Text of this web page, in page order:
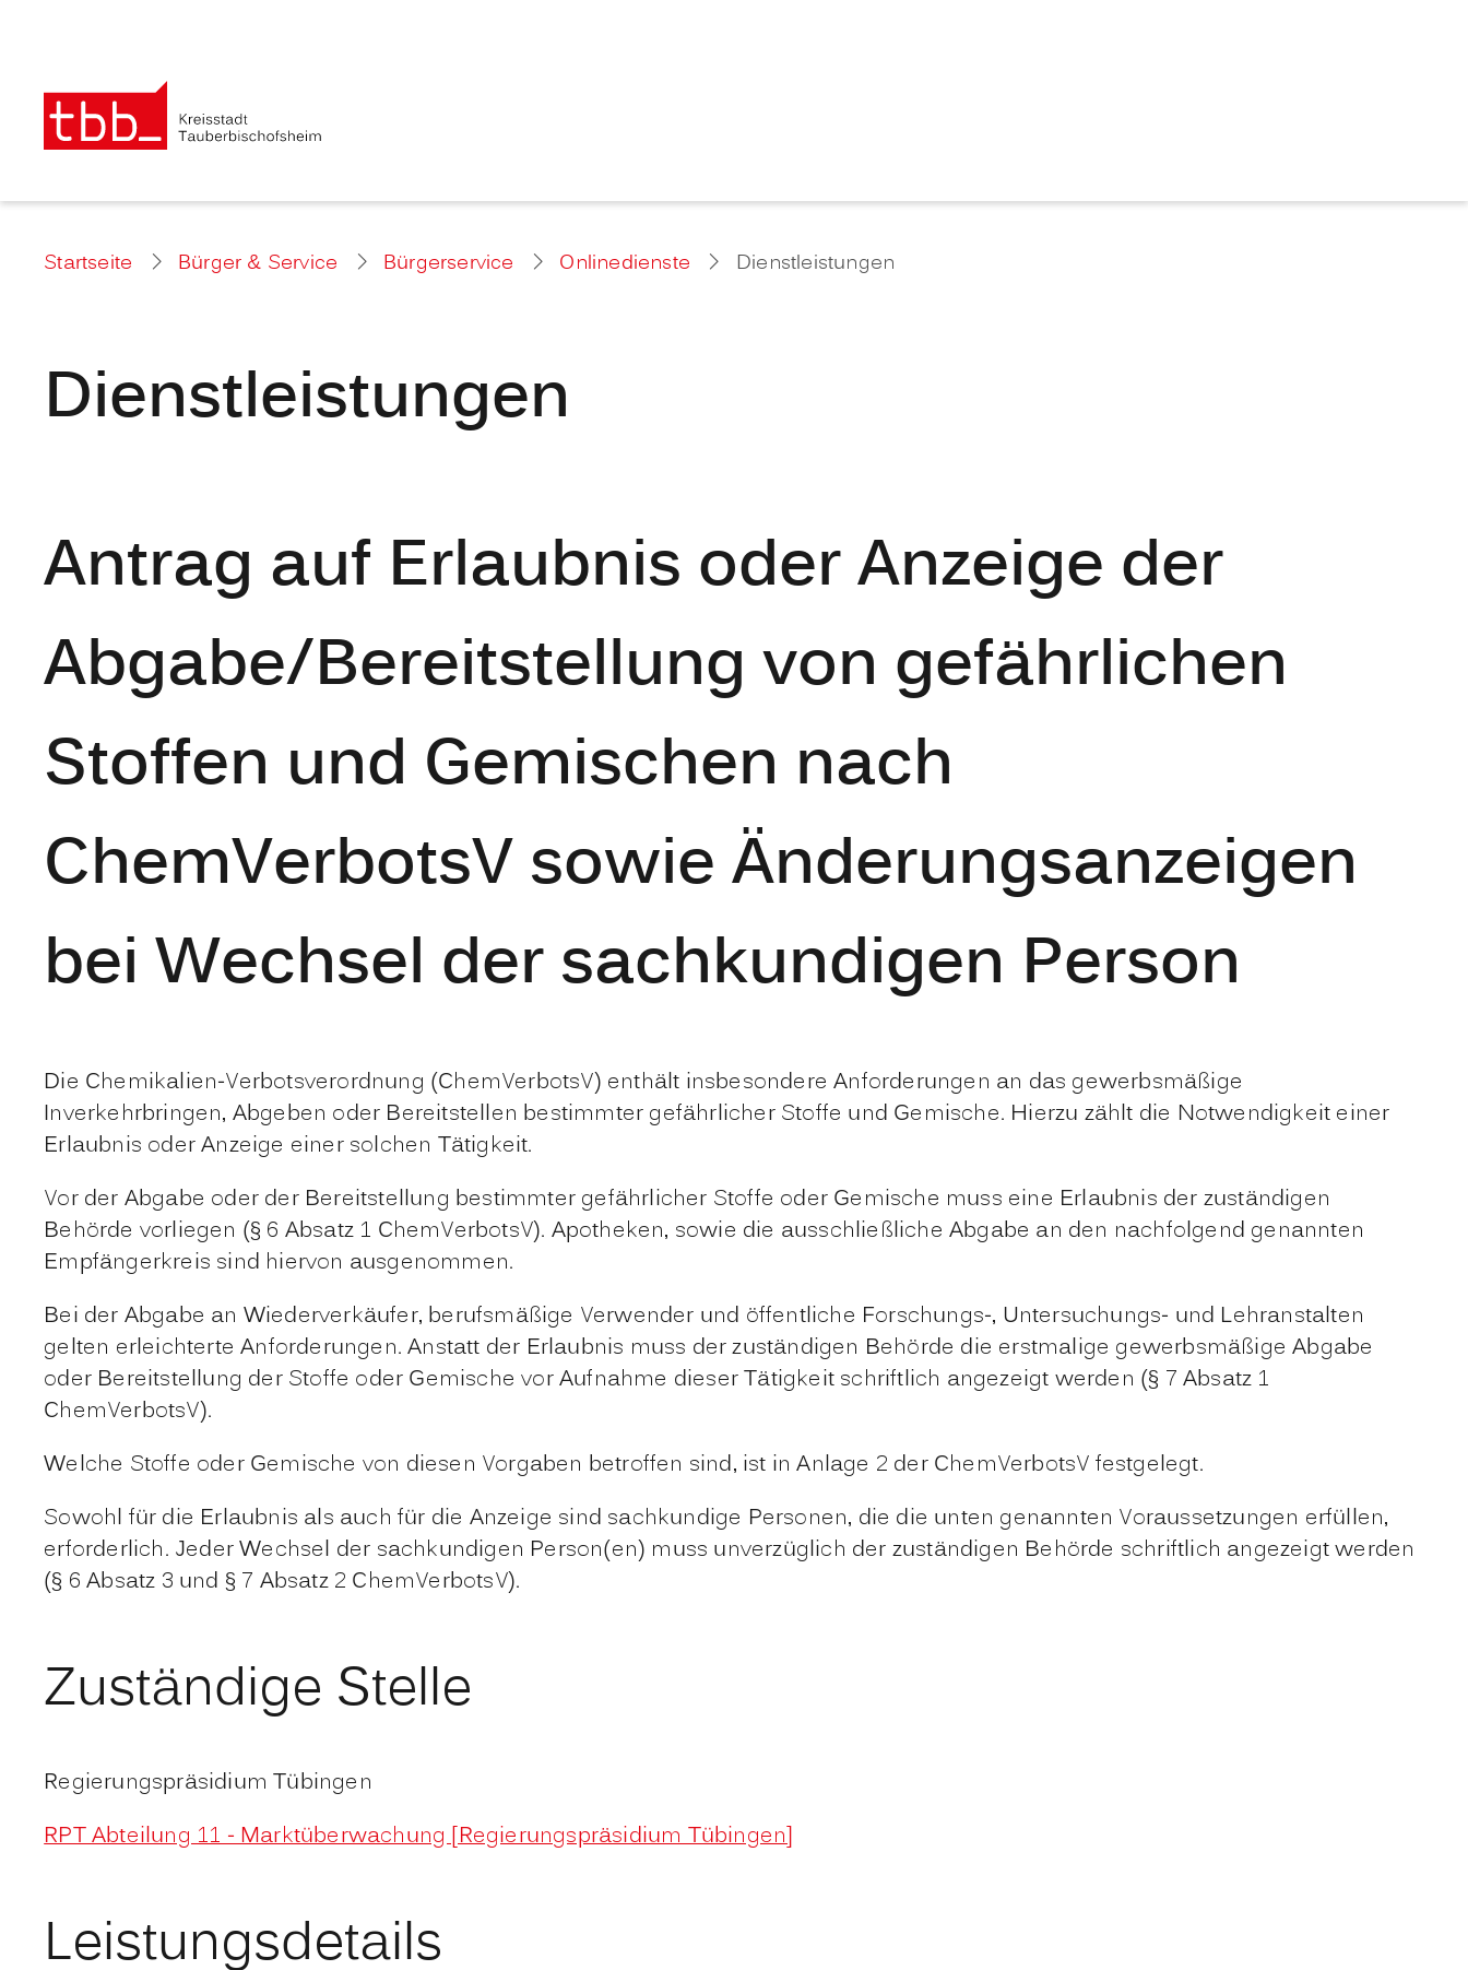
Startseite Bürger & Service Bürgerservice Onlinedienste Dienstleistungen
Dienstleistungen
Antrag auf Erlaubnis oder Anzeige der
Abgabe/Bereitstellung von gefährlichen
Stoffen und Gemischen nach
ChemVerbotsV sowie Änderungsanzeigen
bei Wechsel der sachkundigen Person
Die Chemikalien-Verbotsverordnung (ChemVerbotsV) enthält insbesondere Anforderungen an das gewerbsmäßige
Inverkehrbringen, Abgeben oder Bereitstellen bestimmter gefährlicher Stoffe und Gemische. Hierzu zählt die Notwendigkeit einer
Erlaubnis oder Anzeige einer solchen Tätigkeit.
Vor der Abgabe oder der Bereitstellung bestimmter gefährlicher Stoffe oder Gemische muss eine Erlaubnis der zuständigen
Behörde vorliegen (§ 6 Absatz 1 ChemVerbotsV). Apotheken, sowie die ausschließliche Abgabe an den nachfolgend genannten
Empfängerkreis sind hiervon ausgenommen.
Bei der Abgabe an Wiederverkäufer, berufsmäßige Verwender und öffentliche Forschungs-, Untersuchungs- und Lehranstalten
gelten erleichterte Anforderungen. Anstatt der Erlaubnis muss der zuständigen Behörde die erstmalige gewerbsmäßige Abgabe
oder Bereitstellung der Stoffe oder Gemische vor Aufnahme dieser Tätigkeit schriftlich angezeigt werden (§ 7 Absatz 1
ChemVerbotsV).
Welche Stoffe oder Gemische von diesen Vorgaben betroffen sind, ist in Anlage 2 der ChemVerbotsV festgelegt.
Sowohl für die Erlaubnis als auch für die Anzeige sind sachkundige Personen, die die unten genannten Voraussetzungen erfüllen,
erforderlich. Jeder Wechsel der sachkundigen Person(en) muss unverzüglich der zuständigen Behörde schriftlich angezeigt werden
(§ 6 Absatz 3 und § 7 Absatz 2 ChemVerbotsV).
Zuständige Stelle
Regierungspräsidium Tübingen
RPT Abteilung 11 - Marktüberwachung [Regierungspräsidium Tübingen]
Leistungsdetails